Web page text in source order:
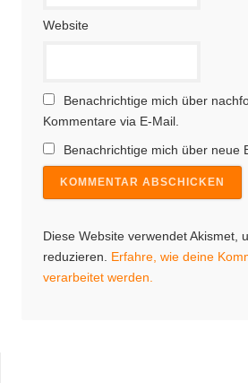
Website
Benachrichtige mich über
Kommentare via E-Mail.
Benachrichtige mich über neue
Diese Website verwendet Akismet,
reduzieren. Erfahre, wie deine
verarbeitet werden.